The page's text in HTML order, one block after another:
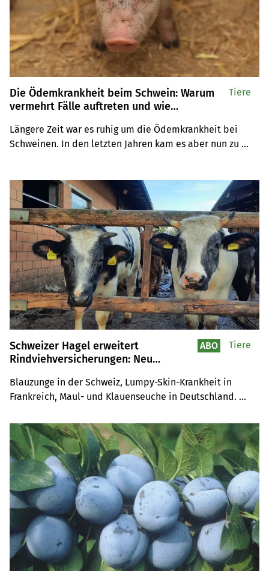
Die Ödemkrankheit beim Schwein: Warum
vermehrt Fälle auftreten und wie
Längere Zeit war es ruhig um die Ödemkrankheit bei
Schweinen. In den letzten Jahren kam es aber nun zu
und wie der Krankheit vorgebeugt werden kann.
Tiere
Schweizer Hagel erweitert
Rindviehversicherungen: Neu
Tierseuchen abgedeckt
Blauzunge in der Schweiz, Lumpy-Skin-Krankheit in
Frankreich, Maul- und Klauenseuche in Deutschland.
Ernstfall decken Bund und Kanton nur 60 bis 90 Prozent
des Tierwerts – der Ertragsausfall bleibt ungedeckt. Die
Schweizer Hagel schliesst nun diese Lücke.
ABO Tiere